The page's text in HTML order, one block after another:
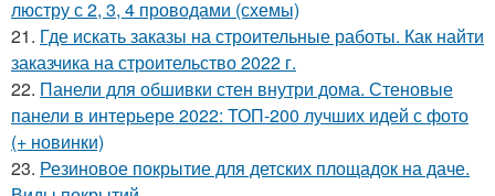
люстру с 2, 3, 4 проводами (схемы)
21. Где искать заказы на строительные работы. Как найти
заказчика на строительство 2022 г.
22. Панели для обшивки стен внутри дома. Стеновые
панели в интерьере 2022: ТОП-200 лучших идей с фото
(+ новинки)
23. Резиновое покрытие для детских площадок на даче.